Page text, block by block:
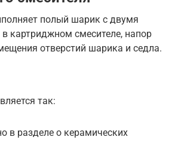
полый шарик с двумя
картриджном смесителе, напор
отверстий шарика и седла.
так:
в разделе о керамических